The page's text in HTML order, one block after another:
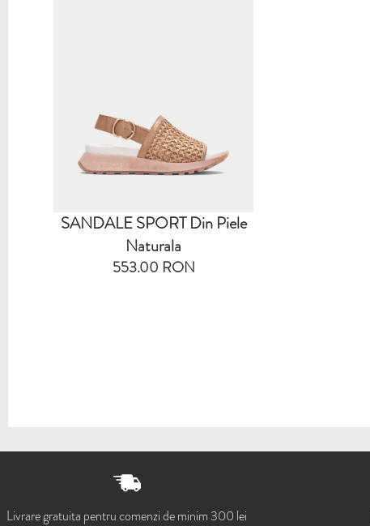
SANDALE SPORT Din Piele
Naturala
553.00 RON
Livrare gratuita pentru comenzi de minim 300 lei